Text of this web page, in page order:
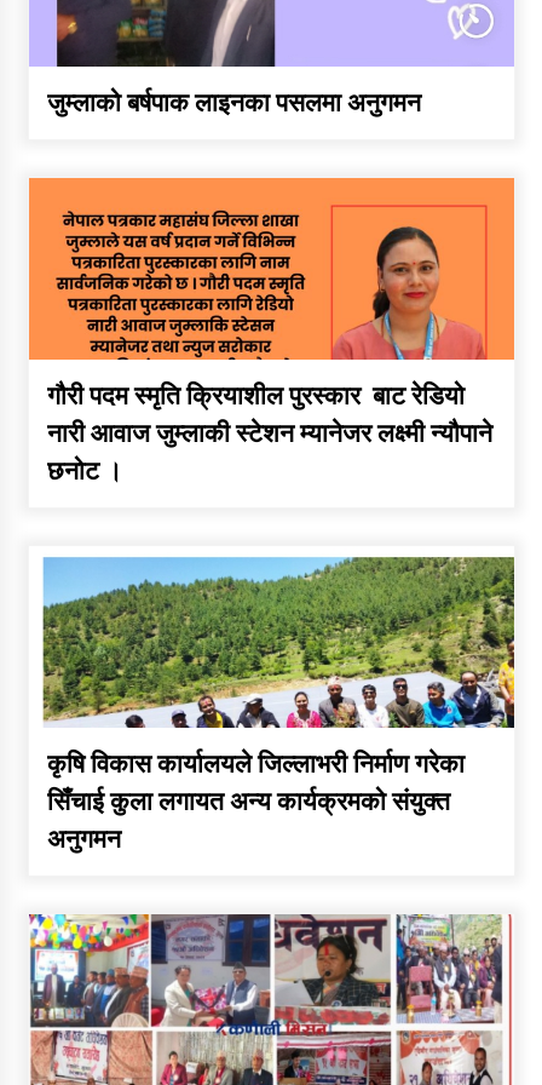
सन्देश
कर्णाली प्रविधि शिक्षालय जुम्लाको
सुचना
सामाजिक बिकास कार्यालय जुम्लाकाे
सुचना
कार्यक्रम कार्यान्वयन एकाई जुम्लाको
सुचना
सुचना
जुम्लाको बर्षपाक लाइनका पसलमा अनुगमन
गौरी पदम स्मृति क्रियाशील पुरस्कार बाट रेडियो
नारी आवाज जुम्लाकी स्टेशन म्यानेजर लक्ष्मी न्यौपाने
छनोट ।
कृषि विकास कार्यालयले जिल्लाभरी निर्माण गरेका
सिँचाई कुला लगायत अन्य कार्यक्रमको संयुक्त
अनुगमन